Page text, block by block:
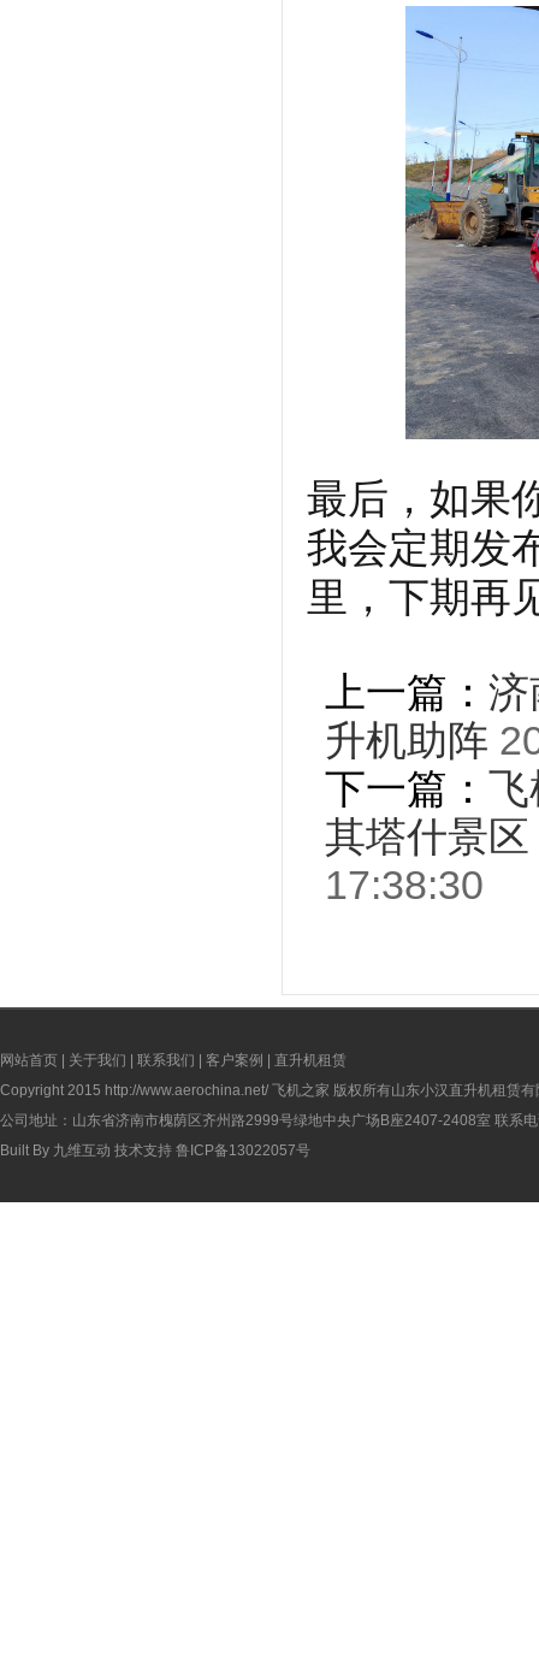
最后，如果
我会定期发
里，下期再
上一篇： 济
升机助阵
下一篇： 飞
其塔什景
17:38:30
网站首页 关于我们 联系我们 客户案例
直升机租赁
Copyright 2015 http://www.aerochina.net/ 飞机之家 版权所有山东小汉直升机租赁有
公司地址：山东省济南市槐荫区齐州路2999号绿地中央广场B座2407-2408室 联系
Built By 九维互动 技术支持 鲁ICP备13022057号